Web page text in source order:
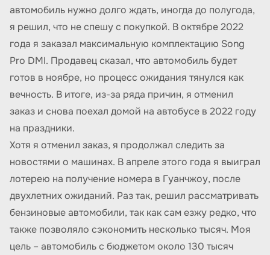
автомобиль нужно долго ждать, иногда до полугода,
я решил, что не спешу с покупкой. В октябре 2022
года я заказал максимальную комплектацию Song
Pro DMI. Продавец сказал, что автомобиль будет
готов в ноябре, но процесс ожидания тянулся как
вечность. В итоге, из-за ряда причин, я отменил
заказ и снова поехал домой на автобусе в 2022 году
на праздники.
Хотя я отменил заказ, я продолжал следить за
новостями о машинах. В апреле этого года я выиграл
лотерею на получение номера в Гуанчжоу, после
двухлетних ожиданий. Раз так, решил рассматривать
бензиновые автомобили, так как сам езжу редко, что
также позволяло сэкономить несколько тысяч. Моя
цель – автомобиль с бюджетом около 130 тысяч